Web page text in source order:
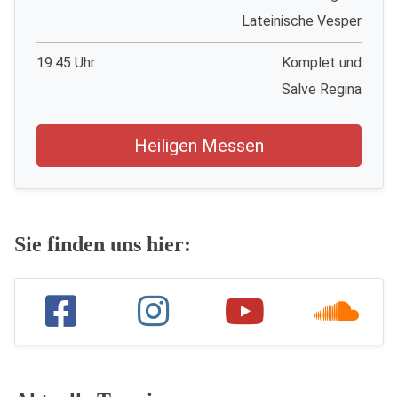
Lateinische Vesper
19.45 Uhr
Komplet und
Salve Regina
Heiligen Messen
Sie finden uns hier: